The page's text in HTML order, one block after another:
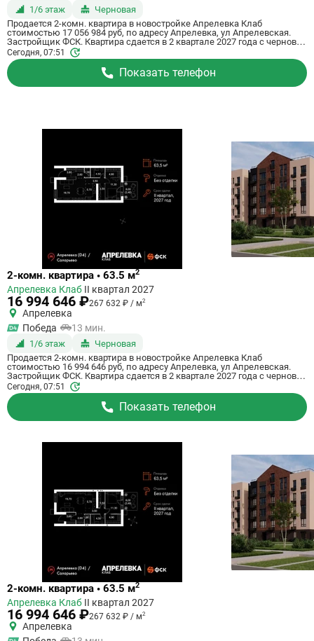
1/6 этаж
Черновая
Продается 2-комн. квартира в новостройке Апрелевка Клаб
стоимостью 17 056 984 руб, по адресу Апрелевка, ул Апрелевская.
Застройщик ФСК. Квартира сдается в 2 квартале 2027 года с черновой
отделкой, . Общая площадь квартиры - 61.9 кв. м. Этаж 1 из 5. ID
квартиры на СтройкиРУ 698036, скажите его когда будете звонить.
Сегодня, 07:51
Показать телефон
Ссылка
квартиру
2-комн. квартира • 63.5 м2
Апрелевка Клаб II квартал 2027
16 994 646 ₽267 632 ₽ / м2
Апрелевка
Победа
13 мин.
1/6 этаж
Черновая
Продается 2-комн. квартира в новостройке Апрелевка Клаб
стоимостью 16 994 646 руб, по адресу Апрелевка, ул Апрелевская.
Застройщик ФСК. Квартира сдается в 2 квартале 2027 года с черновой
отделкой, . Общая площадь квартиры - 63.5 кв. м. Этаж 1 из 5. ID
квартиры на СтройкиРУ 698035, скажите его когда будете звонить.
Сегодня, 07:51
Показать телефон
Ссылка
квартиру
2-комн. квартира • 63.5 м2
Апрелевка Клаб II квартал 2027
16 994 646 ₽267 632 ₽ / м2
Апрелевка